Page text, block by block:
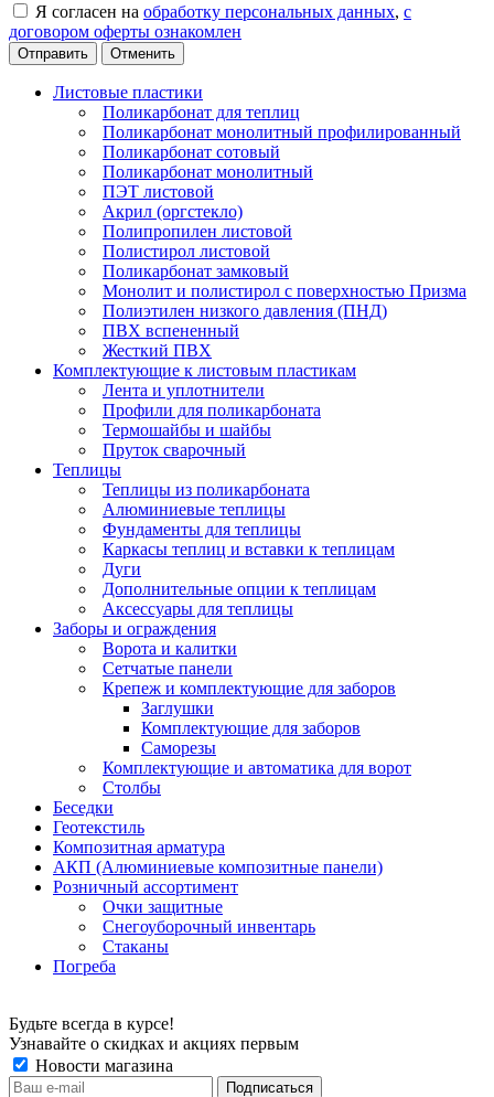
Я согласен на обработку персональных данных, с
договором оферты ознакомлен
Отменить
Листовые пластики
Поликарбонат для теплиц
Поликарбонат монолитный профилированный
Поликарбонат сотовый
Поликарбонат монолитный
ПЭТ листовой
Акрил (оргстекло)
Полипропилен листовой
Полистирол листовой
Поликарбонат замковый
Монолит и полистирол с поверхностью Призма
Полиэтилен низкого давления (ПНД)
ПВХ вспененный
Жесткий ПВХ
Комплектующие к листовым пластикам
Лента и уплотнители
Профили для поликарбоната
Термошайбы и шайбы
Пруток сварочный
Теплицы
Теплицы из поликарбоната
Алюминиевые теплицы
Фундаменты для теплицы
Каркасы теплиц и вставки к теплицам
Дуги
Дополнительные опции к теплицам
Аксессуары для теплицы
Заборы и ограждения
Ворота и калитки
Сетчатые панели
Крепеж и комплектующие для заборов
Заглушки
Комплектующие для заборов
Саморезы
Комплектующие и автоматика для ворот
Столбы
Беседки
Геотекстиль
Композитная арматура
АКП (Алюминиевые композитные панели)
Розничный ассортимент
Очки защитные
Снегоуборочный инвентарь
Стаканы
Погреба
Будьте всегда в курсе!
Узнавайте о скидках и акциях первым
Новости магазина